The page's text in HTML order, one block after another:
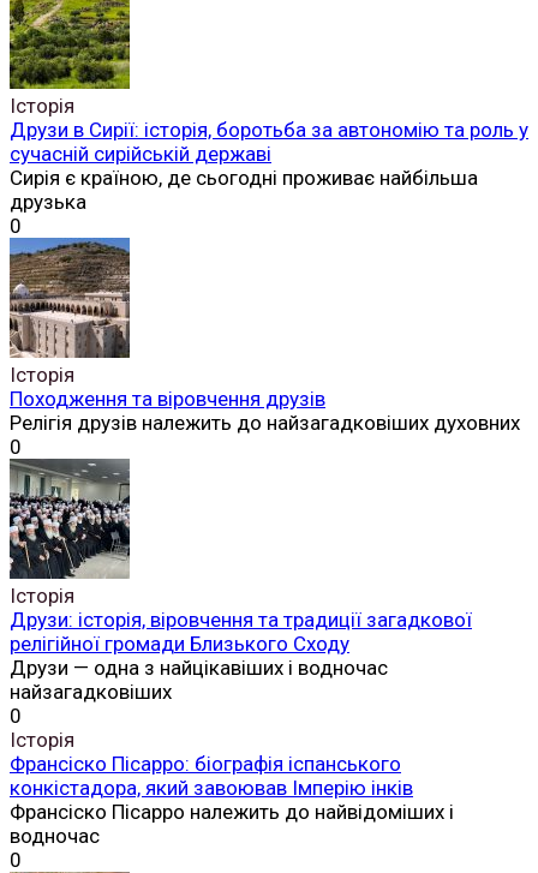
Історія
Друзи в Сирії: історія, боротьба за автономію та роль у
сучасній сирійській державі
Сирія є країною, де сьогодні проживає найбільша
друзька
0
Історія
Походження та віровчення друзів
Релігія друзів належить до найзагадковіших духовних
0
Історія
Друзи: історія, віровчення та традиції загадкової
релігійної громади Близького Сходу
Друзи — одна з найцікавіших і водночас
найзагадковіших
0
Історія
Франсіско Пісарро: біографія іспанського
конкістадора, який завоював Імперію інків
Франсіско Пісарро належить до найвідоміших і
водночас
0